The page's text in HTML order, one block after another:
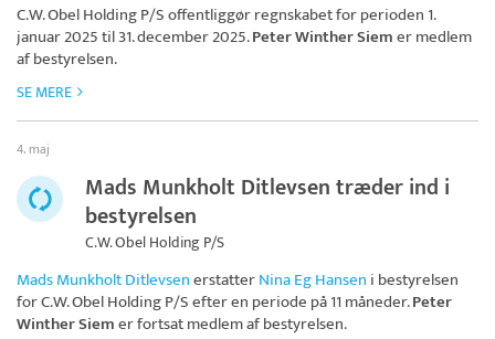
C.W. Obel Holding P/Soffentliggør regnskabet for perioden 1.
januar 2025 til 31. december 2025.Peter Winther Siemer medlem
af bestyrelsen.
SE MERE
4. maj
Mads Munkholt Ditlevsen træder ind i
bestyrelsen
C.W. Obel Holding P/S
Mads Munkholt DitlevsenerstatterNina Eg Hansen i bestyrelsen
forC.W. Obel Holding P/Sefter en periode på 11 måneder.Peter
Winther Siemer fortsat medlem af bestyrelsen.